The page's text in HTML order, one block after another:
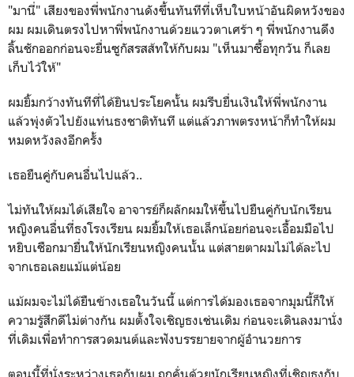
"มานี่" เสียงของพี่พนักงานดังขึ้นทันทีที่เห็บใบหน้าอันผิดหวังของ
ผม ผมเดินตรงไปหาพี่พนักงานด้วยแววตาเศร้า ๆ พี่พนักงานดึง
ลิ้นชักออกก่อนจะยื่นซูกัสรสส้ทให้กับผม "เห็นมาซื้อทุกวัน ก็เลย
เก็บไว้ให้"
ผมยิ้มกว้างทันทีที่ได้ยินประโยคนั้น ผมรีบยื่นเงินให้พี่พนักงาน
แล้วพุ่งตัวไปยังแท่นธงชาติทันที แต่แล้วภาพตรงหน้าก็ทำให้ผม
หมดหวังลงอีกครั้ง
เธอยืนคู่กับคนอื่นไปแล้ว..
ไม่ทันให้ผมได้เสียใจ อาจารย์ก็ผลักผมให้ขึ้นไปยืนคู่กับนักเรียน
หญิงคนอื่นที่ธงโรงเรียน ผมยิ้มให้เธอเล็กน้อยก่อนจะเอื้อมมือไป
หยิบเชือกมายื่นให้นักเรียนหญิงคนนั้น แต่สายตาผมไม่ได้ละไป
จากเธอเลยแม้แต่น้อย
แม้ผมจะไม่ได้ยืนข้างเธอในวันนี้ แต่การได้มองเธอจากมุมนี้ก็ให้
ความรู้สึกดีไม่ต่างกัน ผมตั้งใจเชิญธงเช่นเดิม ก่อนจะเดินลงมานั่ง
ที่เดิมเพื่อทำการสวดมนต์และฟังบรรยายจากผู้อำนวยการ
ตอนนี้ที่นั่งระหว่างเธอกับผม ถูกคั่นด้วยนักเรียนหญิงที่เชิญธงกับ